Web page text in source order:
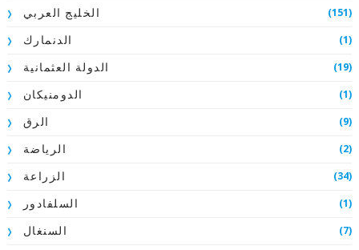
الخليج العربي (151)
الدنمارك (1)
الدولة العثمانية (19)
الدومنيكان (1)
الرق (9)
الرياضة (2)
الزراعة (34)
السلفادور (1)
السنغال (7)